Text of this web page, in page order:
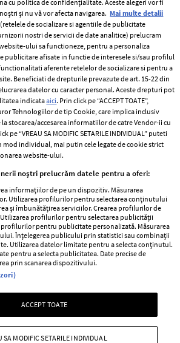
Termeni si conditii
Politica de
confidențialitate
Politica de cookies
Publicitate
femei
Viva
Avantaje
Retete practice
Decizia ONJN nr. 821/25.09.2025.
noroc sunt interzise minorilor.
© 2026 Ringier Romania SRL
cu politica de confidențialitate. Aceste alegeri vor fi
și nu vă vor afecta navigarea. Mai multe detalii
de socializare si agentiile de publicitate
nostri de servicii de date analitice) prelucram
ului sa functioneze, pentru a personaliza
publicitare afisate in functie de interesele si/sau profilul
aferente retelelor de socializare si pentru a
Beneficiati de drepturile prevazute de art. 15-22 din
datelor cu caracter personal. Aceste drepturi pot
indicataaici. Prin click pe “ACCEPT TOATE”,
Tehnologiilor de tip Cookie, care implica inclusiv
stocarea/accesarea informatiilor de catre Vendor-ii cu
pe “VREAU SA MODIFIC SETARILE INDIVIDUAL” puteti
mod individual, mai putin cele legate de cookie strict
website-ului.
noștri prelucrăm datele pentru a oferi:
informațiilor de pe un dispozitiv. Măsurarea
Utilizarea profilurilor pentru selectarea conținutului
și îmbunătățirea serviciilor. Crearea profilurilor de
profilurilor pentru selectarea publicității
profilurilor pentru publicitate personalizată. Măsurarea
Înțelegerea publicului prin statistici sau combinații
Utilizarea datelor limitate pentru a selecta conținutul.
pentru a selecta publicitatea. Date precise de
prin scanarea dispozitivului.
ACCEPT TOATE
SA MODIFIC SETARILE INDIVIDUAL